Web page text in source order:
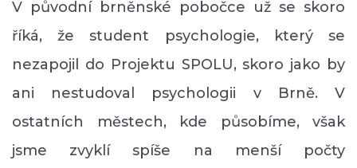
V původní brněnské pobočce už se skoro
říká, že student psychologie, který se
nezapojil do Projektu SPOLU, skoro jako by
ani nestudoval psychologii v Brně. V
ostatních městech, kde působíme, však
jsme zvyklí spíše na menší počty